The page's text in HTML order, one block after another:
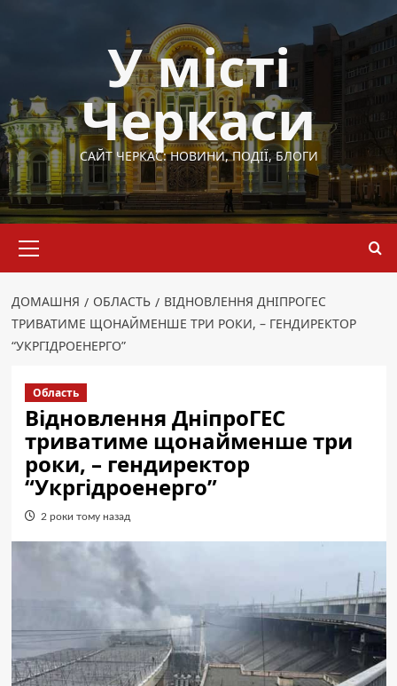
У місті
Черкаси
САЙТ ЧЕРКАС: НОВИНИ, ПОДІЇ, БЛОГИ
меню
ДОМАШНЯ ОБЛАСТЬ
ВІДНОВЛЕННЯ ДНІПРОГЕС
ТРИВАТИМЕ ЩОНАЙМЕНШЕ ТРИ РОКИ, – ГЕНДИРЕКТОР
“УКРГІДРОЕНЕРГО”
Область
Відновлення ДніпроГЕС
триватиме щонайменше три
роки, – гендиректор
“Укргідроенерго”
2 роки тому назад